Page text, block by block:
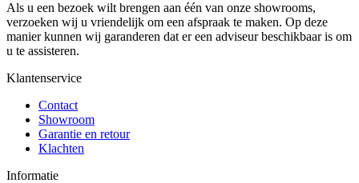
Als u een bezoek wilt brengen aan één van onze showrooms,
verzoeken wij u vriendelijk om een afspraak te maken. Op deze
manier kunnen wij garanderen dat er een adviseur beschikbaar is om
u te assisteren.
Klantenservice
Contact
Showroom
Garantie en retour
Klachten
Informatie